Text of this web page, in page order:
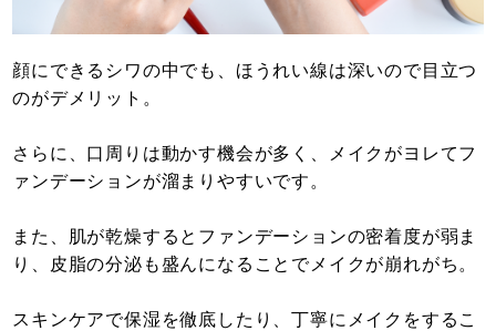
顔にできるシワの中でも、ほうれい線は深いので目立つ
のがデメリット。
さらに、口周りは動かす機会が多く、メイクがヨレてフ
ァンデーションが溜まりやすいです。
また、肌が乾燥するとファンデーションの密着度が弱ま
り、皮脂の分泌も盛んになることでメイクが崩れがち。
スキンケアで保湿を徹底したり、丁寧にメイクをするこ